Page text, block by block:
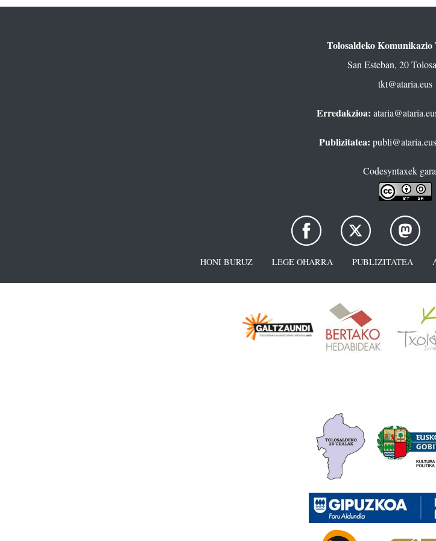
Tolosaldeko Komunikazio
San Esteban, 20
tkt@ataria.eus
Erredakzioa:
Publizitatea: publi@ataria.eus
Codesyntaxek
HONI BURUZ LEGE OHARRA PUBLIZITATEA